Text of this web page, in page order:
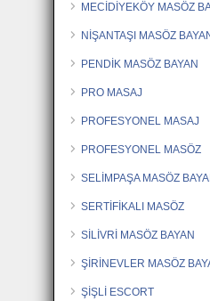
MECİDİYEKÖY MASÖZ
NİŞANTAŞI MASÖZ
PENDİK MASÖZ BAYAN
PRO MASAJ
PROFESYONEL MASAJ
PROFESYONEL MASÖZ
SELİMPAŞA MASÖZ
SERTİFİKALI MASÖZ
SİLİVRİ MASÖZ BAYAN
ŞİRİNEVLER MASÖZ
ŞİŞLİ ESCORT